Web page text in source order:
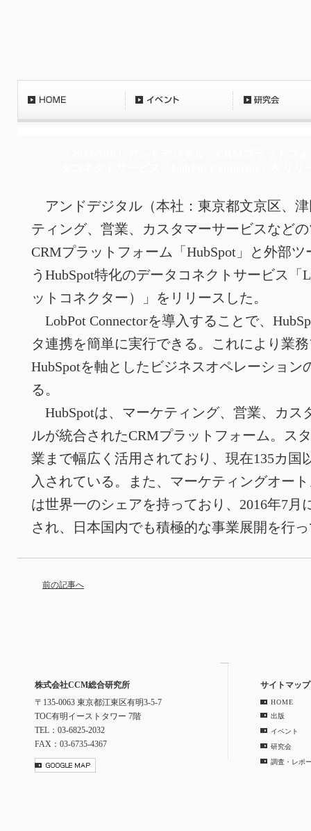
アンドデジタル（本社：東京都文京区、
ティング、営業、カスタマーサービスなど
CRMプラットフォーム「HubSpot」と外部
う​HubSpot特化のデータコネクトサービス「
ットコネクター）」をリリースした。
LobPot Connectorを導入することで、
タ連携を簡単に実行できる。これにより業
HubSpotを軸としたビジネスオペレーション
る。
HubSpotは、マーケティング、営業、カス
ルが統合されたCRMプラットフォーム。ス
業まで幅広く活用されており、現在135カ国
入されている。また、マーケティングオー
は世界一のシェアを持っており、2016年7月
され、日本国内でも積極的な事業展開を行
前の記事へ
株式会社CCM総合研究所
〒135-0063 東京都江東区有明3-5-7
TOC有明イーストタワー 7階
TEL：03-6825-2032
FAX：03-6735-4367
サイトマップ
HOME
出版
イベント
研究会
調査・レポ